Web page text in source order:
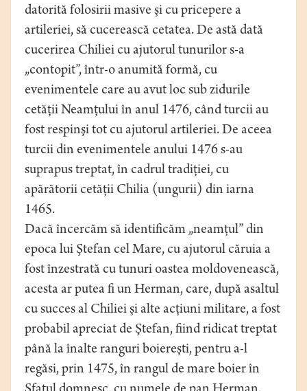
datorită folosirii masive şi cu pricepere a
artileriei, să cucerească cetatea. De astă dată
cucerirea Chiliei cu ajutorul tunurilor s-a
„contopit”, într-o anumită formă, cu
evenimentele care au avut loc sub zidurile
cetăţii Neamţului în anul 1476, când turcii au
fost respinşi tot cu ajutorul artileriei. De aceea
turcii din evenimentele anului 1476 s-au
suprapus treptat, în cadrul tradiţiei, cu
apărătorii cetăţii Chilia (ungurii) din iarna
1465.
Dacă încercăm să identificăm „neamţul” din
epoca lui Ştefan cel Mare, cu ajutorul căruia a
fost înzestrată cu tunuri oastea moldovenească,
acesta ar putea fi un Herman, care, după asaltul
cu succes al Chiliei şi alte acţiuni militare, a fost
probabil apreciat de Ştefan, fiind ridicat treptat
până la înalte ranguri boiereşti, pentru a-l
regăsi, prin 1475, în rangul de mare boier în